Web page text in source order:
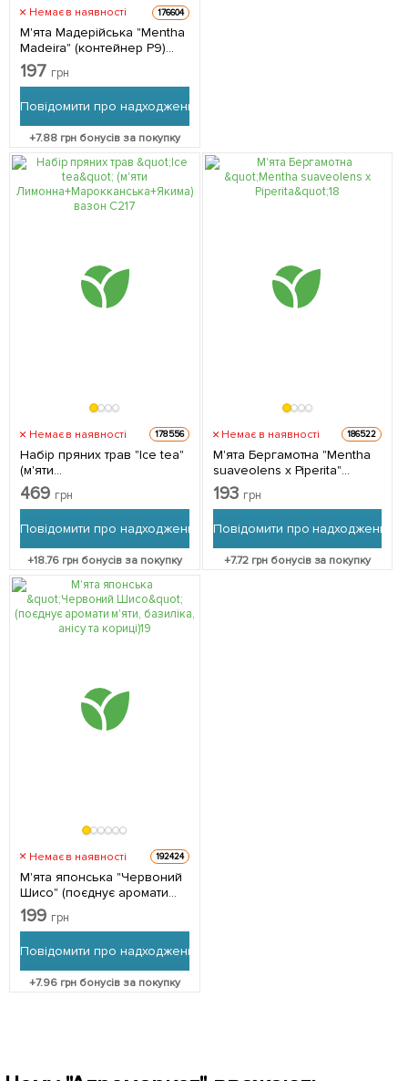
Немає в наявності 176604
М'ята Мадерійська "Mentha
Madeira" (контейнер Р9)
(Кореневище) 1 саджанець
в упаковці
197 грн
Повідомити про надходження
+7.88 грн бонусів за покупку
Немає в наявності 178556
Набір пряних трав "Ice tea"
(м'яти
Лимонна+Марокканська+Якима)
469 грн
Повідомити про надходження
+18.76грн бонусів за покупку
Немає в наявності 186522
М'ята Бергамотна "Mentha
suaveolens x Piperita"
(Кореневище) 1 саджанець
в упаковці
193 грн
Повідомити про надходження
+7.72грн бонусів за покупку
Немає в наявності 192424
М'ята японська "Червоний
Шисо" (поєднує аромати
м'яти, базиліка, анісу та
кориці) 1 саджанець в
199 грн
Повідомити про надходження
+7.96 грн бонусів за покупку